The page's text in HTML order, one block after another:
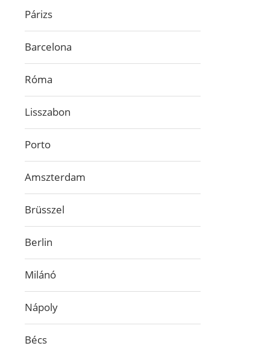
Párizs
Barcelona
Róma
Lisszabon
Porto
Amszterdam
Brüsszel
Berlin
Milánó
Nápoly
Bécs